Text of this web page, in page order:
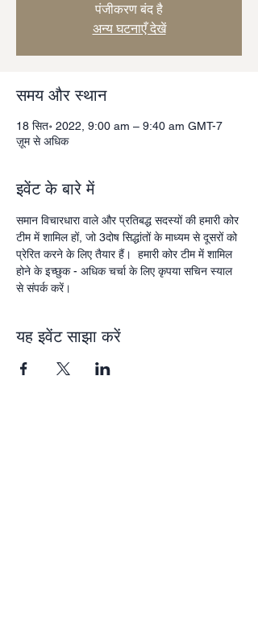
पंजीकरण बंद है
अन्य घटनाएँ देखें
समय और स्थान
18 सित॰ 2022, 9:00 am – 9:40 am GMT-7
ज़ूम से अधिक
इवेंट के बारे में
समान विचारधारा वाले और प्रतिबद्ध सदस्यों की हमारी कोर
टीम में शामिल हों, जो 3दोष सिद्धांतों के माध्यम से दूसरों को
प्रेरित करने के लिए तैयार हैं।  हमारी कोर टीम में शामिल
होने के इच्छुक - अधिक चर्चा के लिए कृपया सचिन स्याल
से संपर्क करें।
यह इवेंट साझा करें